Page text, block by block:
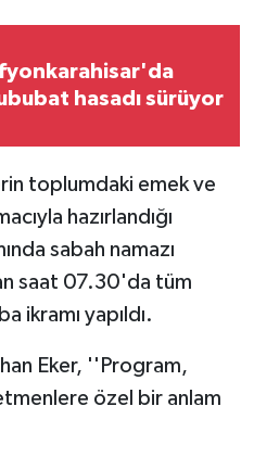
hasadı sürüyor
toplumdaki emek ve
hazırlandığı
sabah namazı
saat 07.30'da tüm
ikramı yapıldı.
Eker, ''Program,
özel bir anlam